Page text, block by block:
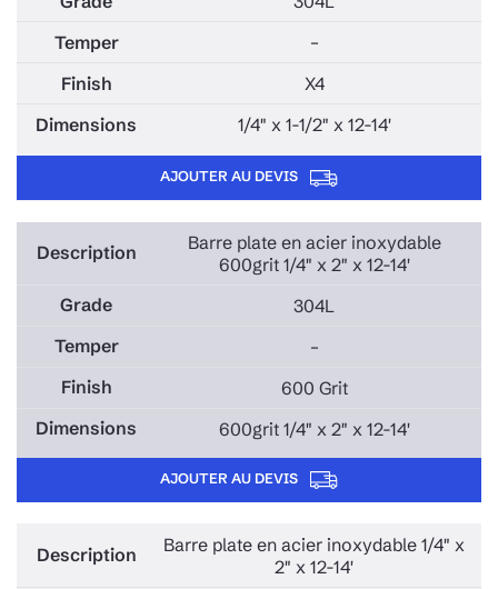
–
X4
1/4" x 1-1/2" x 12-14'
AJOUTER AU DEVIS
Barre plate en acier inoxydable
600grit 1/4" x 2" x 12-14'
304L
–
600 Grit
600grit 1/4" x 2" x 12-14'
AJOUTER AU DEVIS
Barre plate en acier inoxydable 1/4" x
2" x 12-14'